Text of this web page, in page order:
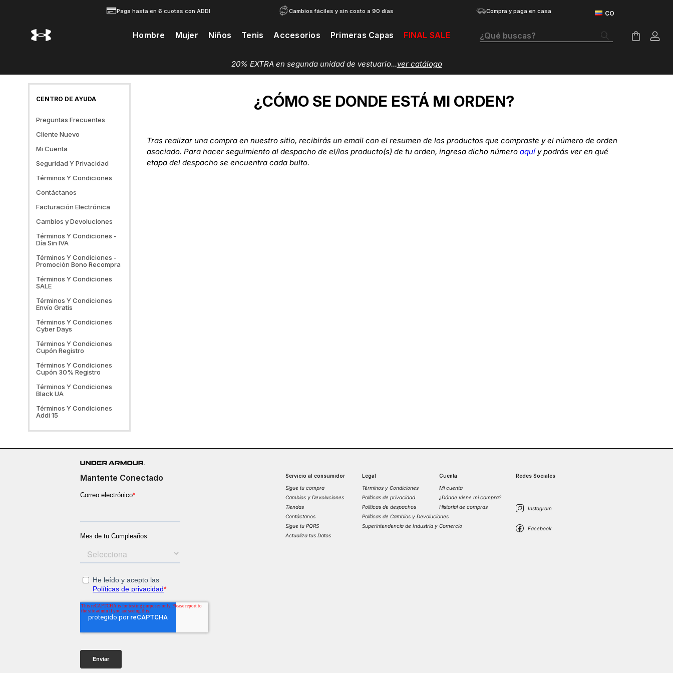
Paga hasta en 6 cuotas con ADDI Cambios fáciles y sin costo a 90 días Compra y paga en casa
Hombre Mujer Niños Tenis Accesorios Primeras Capas FINAL SALE ¿Qué buscas?
20% EXTRA en segunda unidad de vestuario...ver catálogo
CENTRO DE AYUDA
Preguntas Frecuentes
¿Cómo Comprar En
Opciones De Despacho?
¿Puede Mi Orden Llegar
Orden?
¿Cuánto Se Demora En
Llegar Mi Compra? ¿En
Qué Horario?
Queda Mal O El Producto
No Es Lo Que Esperaba?
¿Cómo Puedo Pagar?
Mismos Que Los De Las
Tiendas?
¿Qué Pasa Si Mi Producto
Esta Fallado?
No Me Llegan Los Mails,
¿Qué Hago?
Cliente Nuevo
Beneficios De Under
Mi Cuenta
¿Qué Puedo Hacer Desde
Seguridad Y Privacidad
Compra Segura
Política De Privacidad
Términos Y Condiciones
Contáctanos
Facturación Electrónica
Cambios y Devoluciones
Términos Y Condiciones -
Día Sin IVA
Términos Y Condiciones -
Promoción Bono Recompra
Términos Y Condiciones
SALE
Términos Y Condiciones
Envío Gratis
Términos Y Condiciones
Cyber Days
Términos Y Condiciones
Cupón Registro
Términos Y Condiciones
Cupón 30% Registro
Términos Y Condiciones
Black UA
Términos Y Condiciones
Addi 15
¿CÓMO SE DONDE ESTÁ MI ORDEN?
Tras realizar una compra en nuestro sitio, recibirás un email con el resumen de los productos que compraste y el número de orden
asociado. Para hacer seguimiento al despacho de el/los producto(s) de tu orden, ingresa dicho número aquíy podrás ver en qué
etapa del despacho se encuentra cada bulto.
Mantente Conectado
Servicio al consumidor
Sigue tu compra
Cambios y Devoluciones
Tiendas
Contáctanos
Sigue tu PQRS
Actualiza tus Datos
Legal
Términos y Condiciones
Políticas de privacidad
Políticas de despachos
Políticas de Cambios y Devoluciones
Superintendencia de Industria y Comercio
Cuenta
Mi cuenta
¿Dónde viene mi compra?
Historial de compras
Redes Sociales
Botas
Tenis Mujer
Tenis